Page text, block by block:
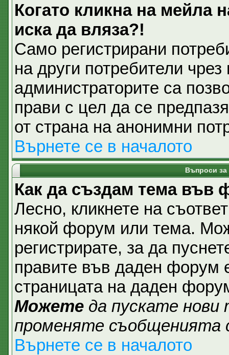
Когато кликна на мейла
иска да вляза?!
Само регистрирани
на други потребители
администраторите са
прави с цел да се
от страна на анонимни
Върнете се в началото
Въпроси за
Как да създам тема във
Лесно, кликнете на
някой форум или тема.
регистрирате, за да
правите във даден форум
страницата на даден
Можете да пускате
променяте съобщенията
Върнете се в началото